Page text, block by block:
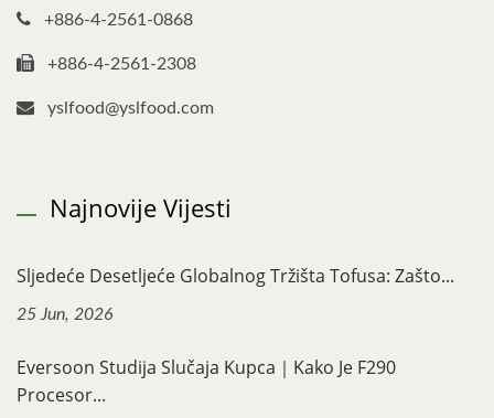
+886-4-2561-0868
+886-4-2561-2308
yslfood@yslfood.com
Najnovije Vijesti
Sljedeće Desetljeće Globalnog Tržišta Tofusa: Zašto...
25 Jun, 2026
Eversoon Studija Slučaja Kupca｜Kako Je F290
Procesor...